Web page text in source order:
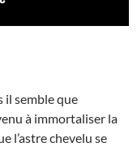
il semble que
à immortaliser la
l’astre chevelu se